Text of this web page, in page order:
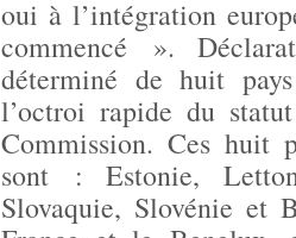
oui à l’intégration
commencé ».
déterminé de huit
l’octroi rapide du
Commission. Ces huit
sont : Estonie,
Slovaquie, Slovénie et